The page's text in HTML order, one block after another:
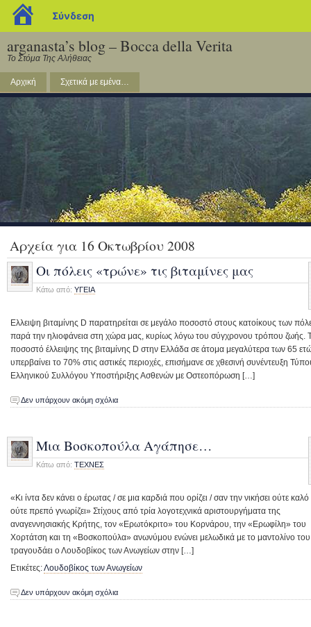
blogs.sch.gr
Σύνδεση
arganasta’s blog – Bocca della Verita
Το Στόμα Της Αλήθειας
Αρχική Σχετικά με εμένα…
Αρχεία για 16 Οκτωβρίου 2008
Οι πόλεις «τρώνε» τις βιταμίνες μας
Κάτω από: ΥΓΕΙΑ
Ελλειψη βιταμίνης D παρατηρείται σε μεγάλο ποσοστό στους κατοίκους των
παρά την ηλιοφάνεια στη χώρα μας, κυρίως λόγω του σύγχρονου τρόπου ζωής.
ποσοστό έλλειψης της βιταμίνης D στην Ελλάδα σε άτομα μεγαλύτερα των 65
υπερβαίνει το 70% στις αστικές περιοχές, επισήμανε σε χθεσινή συνέντευξη
Ελληνικού Συλλόγου Υποστήριξης Ασθενών με Οστεοπόρωση […]
Δεν υπάρχουν ακόμη σχόλια
Μια Βοσκοπούλα Αγάπησε…
Κάτω από: ΤΕΧΝΕΣ
«Κι ίντα δεν κάνει ο έρωτας / σε μια καρδιά που ορίζει / σαν την νικήσει ούτε καλό
ούτε πρεπό γνωρίζει» Στίχους από τρία λογοτεχνικά αριστουργήματα της
αναγεννησιακής Κρήτης, τον «Ερωτόκριτο» του Κορνάρου, την «Ερωφίλη» του
Χορτάτση και τη «Βοσκοπούλα» ανωνύμου ενώνει μελωδικά με το μαντολίνο του
τραγουδάει ο Λουδοβίκος των Ανωγείων στην […]
Ετικέτες:Λουδοβίκος των Ανωγείων
Δεν υπάρχουν ακόμη σχόλια